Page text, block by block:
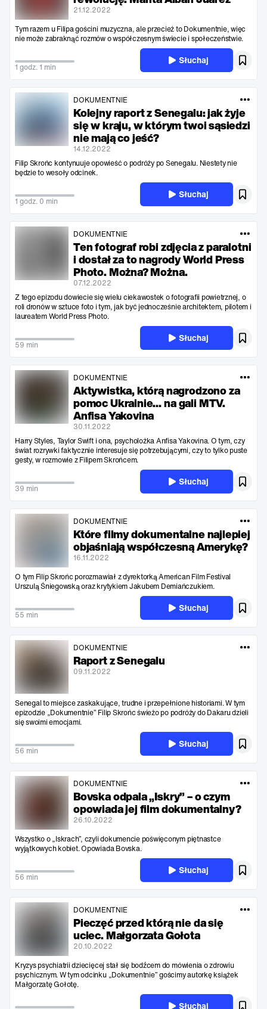
21.12.2022
Tym razem u Filipa gościni muzyczna, ale przecież to Dokumentnie, więc
nie może zabraknąć rozmów o współczesnym świecie i społeczeństwie.
1 godz. 1 min
Słuchaj
DOKUMENTNIE
Kolejny raport z Senegalu: jak żyje
się w kraju, w którym twoi sąsiedzi
nie mają co jeść?
14.12.2022
Filip Skrońc kontynuuje opowieść o podróży po Senegalu. Niestety nie
będzie to wesoły odcinek.
1 godz. 0 min
Słuchaj
DOKUMENTNIE
Ten fotograf robi zdjęcia z paralotni
i dostał za to nagrody World Press
Photo. Można? Można.
07.12.2022
Z tego epizodu dowiecie się wielu ciekawostek o fotografii powietrznej, o
roli dronów w sztuce foto i tym, jak być jednocześnie architektem, pilotem i
laureatem World Press Photo.
59 min
Słuchaj
DOKUMENTNIE
Aktywistka, którą nagrodzono za
pomoc Ukrainie… na gali MTV.
Anfisa Yakovina
30.11.2022
Harry Styles, Taylor Swift i ona, psycholożka Anfisa Yakovina. O tym, czy
świat rozrywki faktycznie interesuje się potrzebującymi, czy to tylko puste
gesty, w rozmowie z Filipem Skrońcem.
39 min
Słuchaj
DOKUMENTNIE
Które filmy dokumentalne najlepiej
objaśniają współczesną Amerykę?
16.11.2022
O tym Filip Skrońc porozmawiał z dyrektorką American Film Festival
Urszulą Śniegowską oraz krytykiem Jakubem Demiańczukiem.
55 min
Słuchaj
DOKUMENTNIE
Raport z Senegalu
09.11.2022
Senegal to miejsce zaskakujące, trudne i przepełnione historiami. W tym
epizodzie „Dokumentnie” Filip Skrońc świeżo po podróży do Dakaru dzieli
się swoimi emocjami.
56 min
Słuchaj
DOKUMENTNIE
Bovska odpala „Iskry” – o czym
opowiada jej film dokumentalny?
26.10.2022
Wszystko o „Iskrach”, czyli dokumencie poświęconym piętnastce
wyjątkowych kobiet. Opowiada Bovska.
56 min
Słuchaj
DOKUMENTNIE
Pieczęć przed którą nie da się
uciec. Małgorzata Gołota
20.10.2022
Kryzys psychiatrii dziecięcej stał się bodźcem do mówienia o zdrowiu
psychicznym. W tym odcinku „Dokumentnie” gościmy autorkę książek
Małgorzatę Gołotę.
Słuchaj